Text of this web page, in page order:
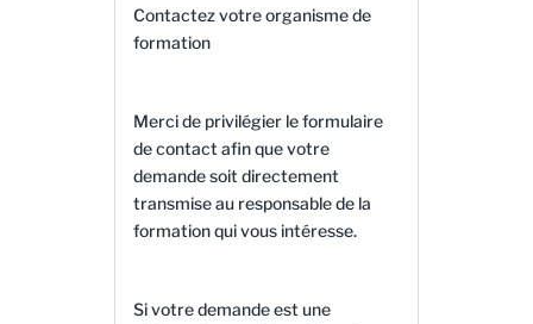
Contactez votre organisme de
formation
Merci de privilégier le formulaire
de contact afin que votre
demande soit directement
transmise au responsable de la
formation qui vous intéresse.
Si votre demande est une